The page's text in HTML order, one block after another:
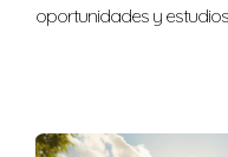
oportunidades y